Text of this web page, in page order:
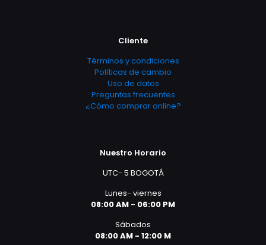
Cliente
Términos y condiciones
Políticas de cambio
Uso de datos
Preguntas frecuentes
¿Cómo comprar online?
Nuestro Horario
UTC- 5 BOGOTÁ
Lunes- viernes
08:00 AM - 06:00 PM
Sábados
08:00 AM - 12:00 M